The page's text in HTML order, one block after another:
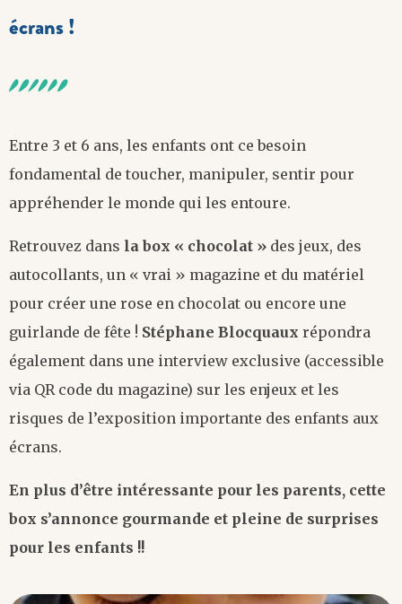
écrans !
Entre 3 et 6 ans, les enfants ont ce besoin
fondamental de toucher, manipuler, sentir pour
appréhender le monde qui les entoure.
Retrouvez dans la box « chocolat » des jeux, des
autocollants, un « vrai » magazine et du matériel
pour créer une rose en chocolat ou encore une
guirlande de fête ! Stéphane Blocquaux répondra
également dans une interview exclusive (accessible
via QR code du magazine) sur les enjeux et les
risques de l’exposition importante des enfants aux
écrans.
En plus d’être intéressante pour les parents, cette
box s’annonce gourmande et pleine de surprises
pour les enfants !!